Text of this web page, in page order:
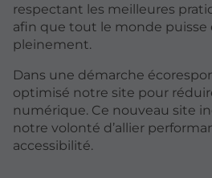
respectant les meilleures
afin que tout le monde puisse
pleinement.
Dans une démarche
optimisé notre site pour
numérique. Ce nouveau site
notre volonté d’allier
accessibilité.